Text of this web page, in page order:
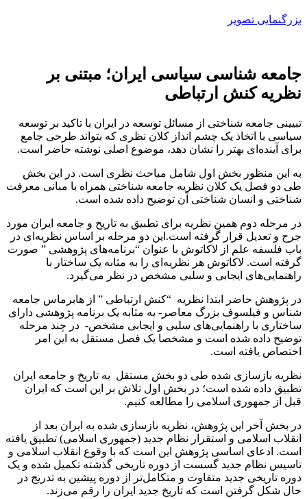
بزرگنمایی تصویر
جامعه شناسی سیاسی ایران؛ مبتنی بر
نظریه کنش ارتباطی
تبیینی جامعه شناختی از مسائل توسعه در ایران با تاکید بر توسعه
سیاسی با اتخاذ یک چشم انداز کلان نظری که بتواند طرحی جامع
برای آینده‌ای بهتر را نشان دهد، موضوع اصلی نوشته حاضر است.
به این منظور بخش اول شامل مباحث نظری است. در این بخش
طی دو فصل یک کلان نظریه جامعه شناختی همراه با مبانی معرفت
شناختی و انسان شناختی آن توضیح داده شده است.
در مرحله دوم همین نظریه برای تطبیق به تاریخ و جامعه ایران مورد
جرح و تعدیل قرار گرفته است.این دو مرحله بر اساس نظریه‌ای در
باب فلسفه علم از لاکاتوش با عنوان “برنامه‌های پژوهشی ” صورت
گرفته است. لاکاتوش هر نظریه‌ای را به مثابه یک ساختار با
راهنمایی‌های ایجابی و سلبی مشخص در نظر می‌گیرد.
در پژوهش حاضر ابتدا نظریه “کنش ارتباطی ” از هابرماس جامعه
شناس و فیلسوف بزرگ معاصر- به مثابه یک برنامه پژوهشی دارای
ساختاری با راهنمایی‌های سلبی و ایجابی مشخص- در چند مرحله
توضیح داده شده است و مشخصا یک فصل مستقل به این امر
اختصاص یافته است.
نظریه بازسازی شده طی دو بخش مستقل به تاریخ و جامعه ایران
تطبیق داده شده است؛ در بخش اول تلاش بر این است که ایران
قبل از جمهوری اسلامی را مطالعه کنیم.
در بخش آخر این پژوهش، نظریه باز‌سازی شده به ایران بعد از
انقلاب اسلامی و استقرار نظام جدید (جمهوری اسلامی) تطبیق یافته
است. ادعای اساسی پژوهش این است که با وقوع انقلاب اسلامی و
تاسیس نظام جدید گسست از دوره تاریخی گذشته تکمیل شده و یک
دوره تاریخی جدید متفاوت و متکامل‌تر از دوره پیشین به تدریج در
حال شکل گرفتن است که تاریخ جدید ایران را رقم می‌زند.